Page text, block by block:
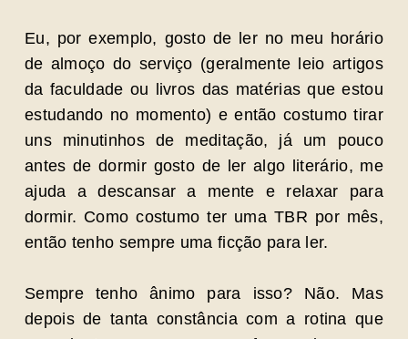
Eu, por exemplo, gosto de ler no meu horário
de almoço do serviço (geralmente leio artigos
da faculdade ou livros das matérias que estou
estudando no momento) e então costumo tirar
uns minutinhos de meditação, já um pouco
antes de dormir gosto de ler algo literário, me
ajuda a descansar a mente e relaxar para
dormir. Como costumo ter uma TBR por mês,
então tenho sempre uma ficção para ler.
Sempre tenho ânimo para isso? Não. Mas
depois de tanta constância com a rotina que